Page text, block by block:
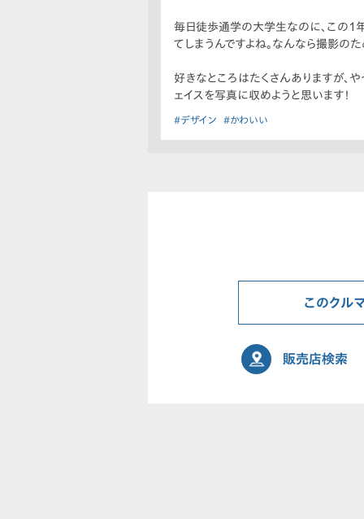
毎日徒歩通学の大学生なのに、この
てしまうんですよね。なんなら撮影の
好きなところはたくさんありますが、
ェイスを写真に収めようと思います！
#デザイン #かわいい
このクル
販売店検索